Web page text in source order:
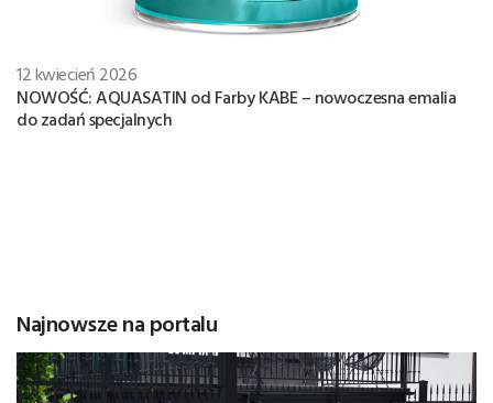
12 kwiecień 2026
NOWOŚĆ: AQUASATIN od Farby KABE – nowoczesna emalia
do zadań specjalnych
Najnowsze na portalu